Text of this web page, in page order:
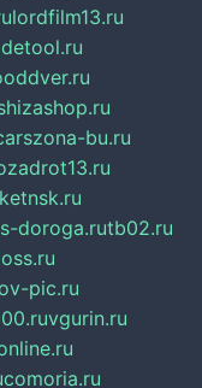
lordfilm13.ru
bu.ru
doroga.rutb02.ru
pic.ru
vgurin.ru